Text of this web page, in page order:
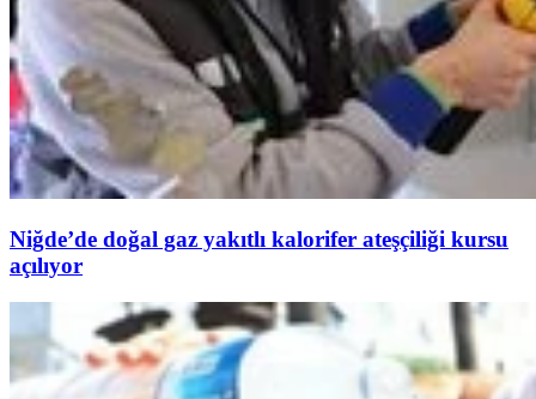
Niğde’de doğal gaz yakıtlı kalorifer ateşçiliği kursu
açılıyor